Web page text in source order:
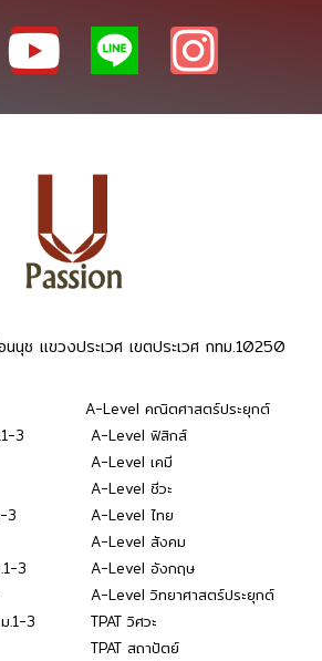
ช แขวงประเวศ เขตประเวศ กทม.10250
3
3
3
.1-3
A-Level คณิตศาสตร์ประยุกต์
A-Level ฟิสิกส์
A-Level เคมี
A-Level ชีวะ
A-Level ไทย
A-Level สังคม
A-Level อังกฤษ
A-Level วิทยาศาสตร์ประยุกต์
TPAT วิศวะ
TPAT สถาปัตย์